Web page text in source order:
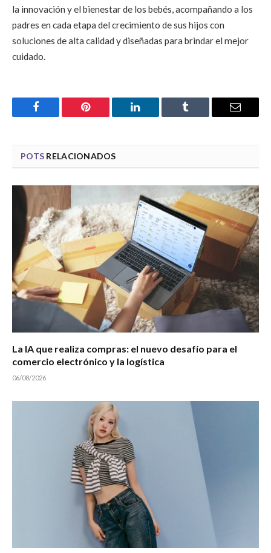
la innovación y el bienestar de los bebés, acompañando a los
padres en cada etapa del crecimiento de sus hijos con
soluciones de alta calidad y diseñadas para brindar el mejor
cuidado.
Facebook Pinterest LinkedIn Tumblr Email
POTS RELACIONADOS
La IA que realiza compras: el nuevo desafío para el
comercio electrónico y la logística
06/08/2026